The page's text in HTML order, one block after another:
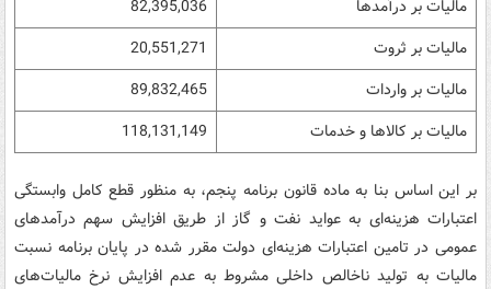
مالیات بر درآمدها
82,395,036
مالیات بر ثروت
20,551,271
مالیات بر واردات
89,832,465
مالیات بر کالاها و خدمات
118,131,149
بر این اساس بنا به ماده قانون برنامه پنجم، به منظور قطع کامل وابستگی
اعتبارات هزینه‌ای به عواید نفت و گاز از طریق افزایش سهم درآمدهای
عمومی در تامین اعتبارات هزینه‌ای دولت مقرر شده در پایان برنامه نسبت
مالیات به تولید ناخالص داخلی مشروط به عدم افزایش نرخ مالیات‌های